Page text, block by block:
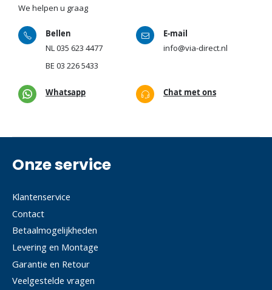
We helpen u graag
Bellen
NL035 623 4477
BE 03 226 5433
E-mail
info@via-direct.nl
Whatsapp Chat met ons
Onze service
Klantenservice
Contact
Betaalmogelijkheden
Levering en Montage
Garantie en Retour
Veelgestelde vragen